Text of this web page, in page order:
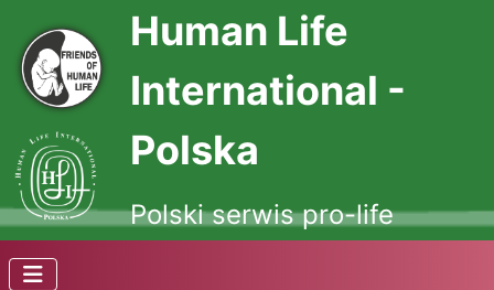
Human Life
International -
Polska
Polski serwis pro-life